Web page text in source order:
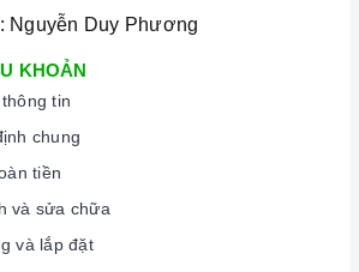
Nguyễn Duy Phương
KHOẢN
tin
chung
tiền
và sửa chữa
và lắp đặt